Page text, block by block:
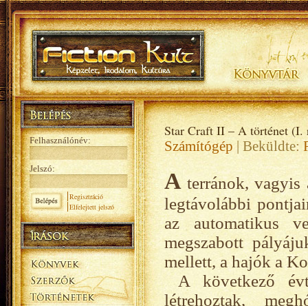
Felhasználónév:
Jelszó:
Regisztráció
Elfelejtett jelszó
Star Craft II – A történet (I.
Számítógép | Beküldte:
A terránok, vagyis
legtávolábbi
az automatikus
megszabott
mellett, a hajók a
A következő
létrehoztak,